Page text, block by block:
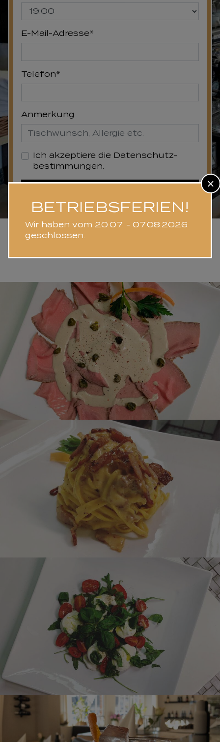
Pflichtfeld
E-Mail-Adresse*
Pflichtfeld
Telefon*
Anmerkung
Ich akzeptiere die Datenschutz­
bestimmungen.
VITELLO TONNATO
CARBONARA
CAPRESE DI BUFALA
BETRIEBSFERIEN!
Wir haben vom 20.07. - 07.08.2026
geschlossen.